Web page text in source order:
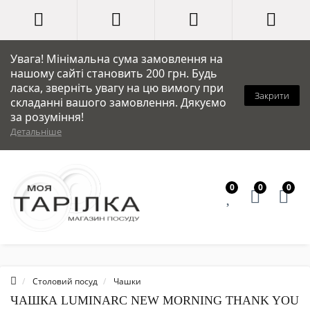
Увага! Мінімальна сума замовлення на
нашому сайті становить 200 грн. Будь
ласка, зверніть увагу на цю вимогу при
складанні вашого замовлення. Дякуємо
за розуміння!
Детальніше
Закрити
0 0 0
Столовий посуд Чашки
ЧАШКА LUMINARC NEW MORNING THANK YOU